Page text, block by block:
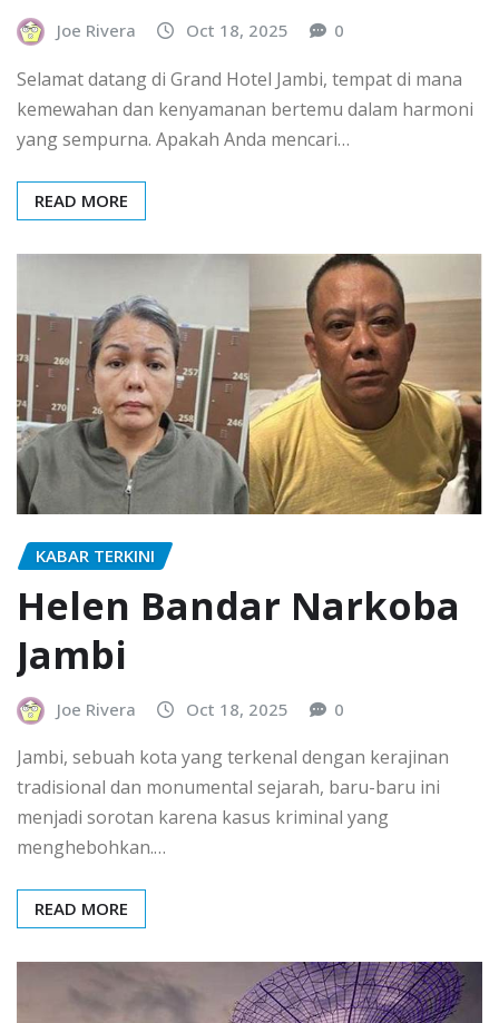
Joe Rivera Oct 18, 2025 0
Selamat datang di Grand Hotel Jambi, tempat di mana
kemewahan dan kenyamanan bertemu dalam harmoni
yang sempurna. Apakah Anda mencari…
READ MORE
KABAR TERKINI
Helen Bandar Narkoba
Jambi
Joe Rivera Oct 18, 2025 0
Jambi, sebuah kota yang terkenal dengan kerajinan
tradisional dan monumental sejarah, baru-baru ini
menjadi sorotan karena kasus kriminal yang
menghebohkan.…
READ MORE